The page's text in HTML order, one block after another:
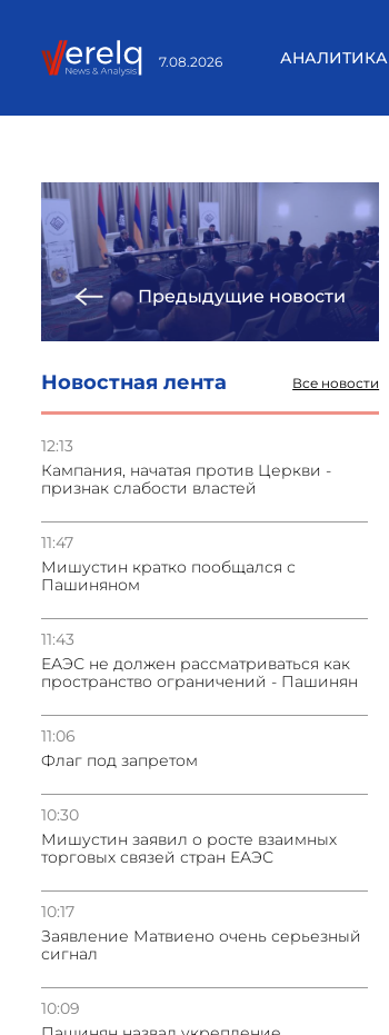
7.08.2026 АНАЛИТИКА
Предыдущие новости
Новостная лента Все новости
12:13
Кампания, начатая против Церкви -
признак слабости властей
11:47
Мишустин кратко пообщался с
Пашиняном
11:43
ЕАЭС не должен рассматриваться как
пространство ограничений - Пашинян
11:06
Флаг под запретом
10:30
Мишустин заявил о росте взаимных
торговых связей стран ЕАЭС
10:17
Заявление Матвиено очень серьезный
сигнал
10:09